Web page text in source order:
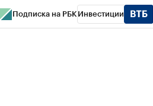
Подписка на РБК Инвестиции